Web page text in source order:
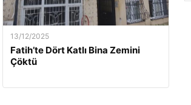
13/12/2025
Fatih’te Dört Katlı Bina Zemini
Çöktü